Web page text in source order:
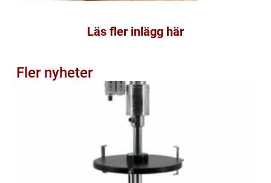
Läs fler inlägg här
Fler nyheter